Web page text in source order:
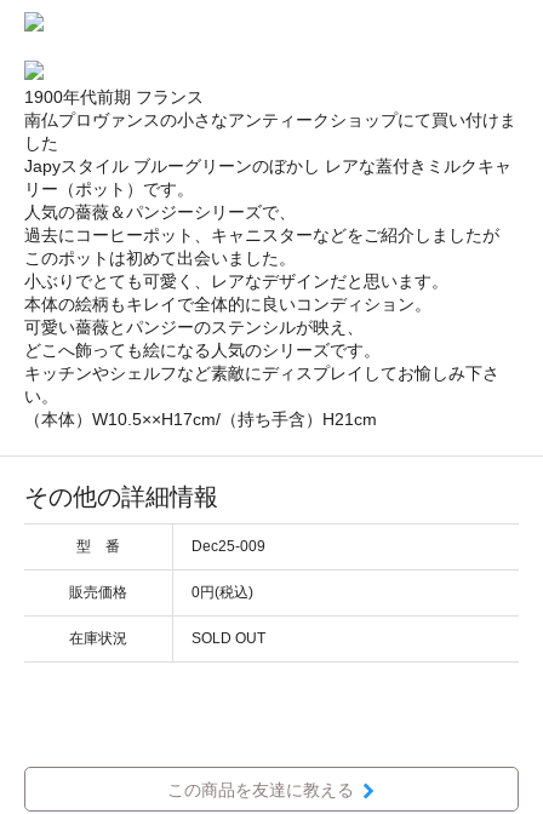
1900年代前期 フランス
南仏プロヴァンスの小さなアンティークショップにて買い付けま
した
Japyスタイル ブルーグリーンのぼかし レアな蓋付きミルクキャ
リー（ポット）です。
人気の薔薇＆パンジーシリーズで、
過去にコーヒーポット、キャニスターなどをご紹介しましたが
このポットは初めて出会いました。
小ぶりでとても可愛く、レアなデザインだと思います。
本体の絵柄もキレイで全体的に良いコンディション。
可愛い薔薇とパンジーのステンシルが映え、
どこへ飾っても絵になる人気のシリーズです。
キッチンやシェルフなど素敵にディスプレイしてお愉しみ下さ
い。
（本体）W10.5××H17cm/（持ち手含）H21cm
その他の詳細情報
型 番 Dec25-009
販売価格 0円(税込)
在庫状況 SOLD OUT
この商品を友達に教える